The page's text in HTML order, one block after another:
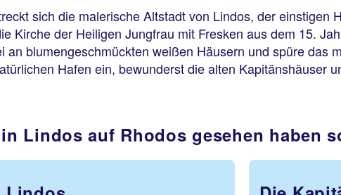
sich die malerische Altstadt von Lindos, der einstigen
Kirche der Heiligen Jungfrau mit Fresken aus dem 15.
an blumengeschmückten weißen Häusern und spüre das
Hafen ein, bewunderst die alten Kapitänshäuser
Lindos auf Rhodos gesehen haben